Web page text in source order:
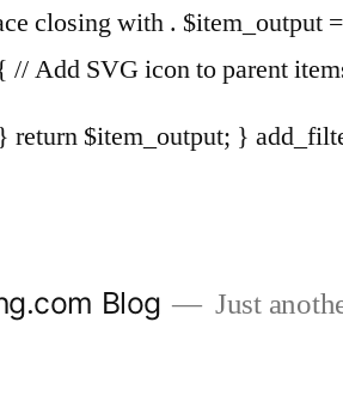
closing with .
Add SVG icon to parent
return $item_output; }
Blog Just